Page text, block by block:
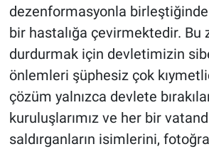
dezenformasyonla birleştiğinde
bir hastalığa çevirmektedir. Bu
durdurmak için devletimizin
önlemleri şüphesiz çok
çözüm yalnızca devlete
kuruluşlarımız ve her bir
saldırganların isimlerini,